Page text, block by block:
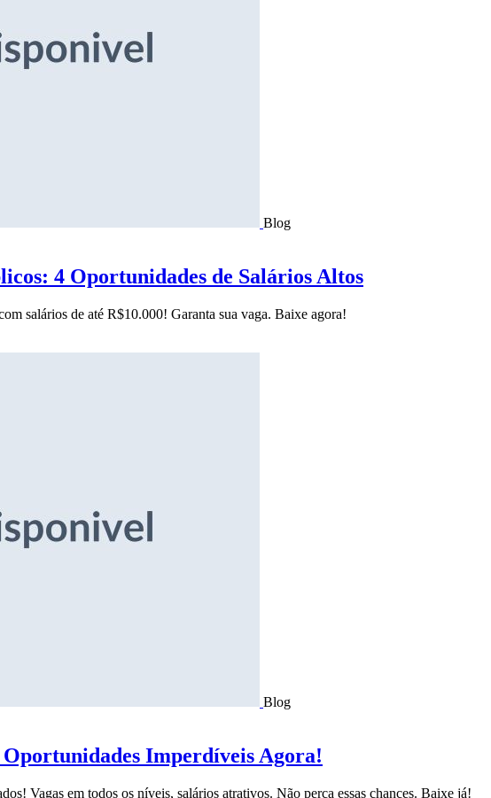
Blog
4 Oportunidades de Salários Altos
salários de até R$10.000! Garanta sua vaga. Baixe agora!
Blog
Imperdíveis Agora!
Vagas em todos os níveis, salários atrativos. Não perca essas chances. Baixe já!